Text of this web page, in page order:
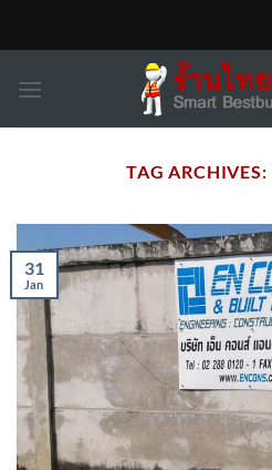
TAG ARCHIVES:
31
Jan